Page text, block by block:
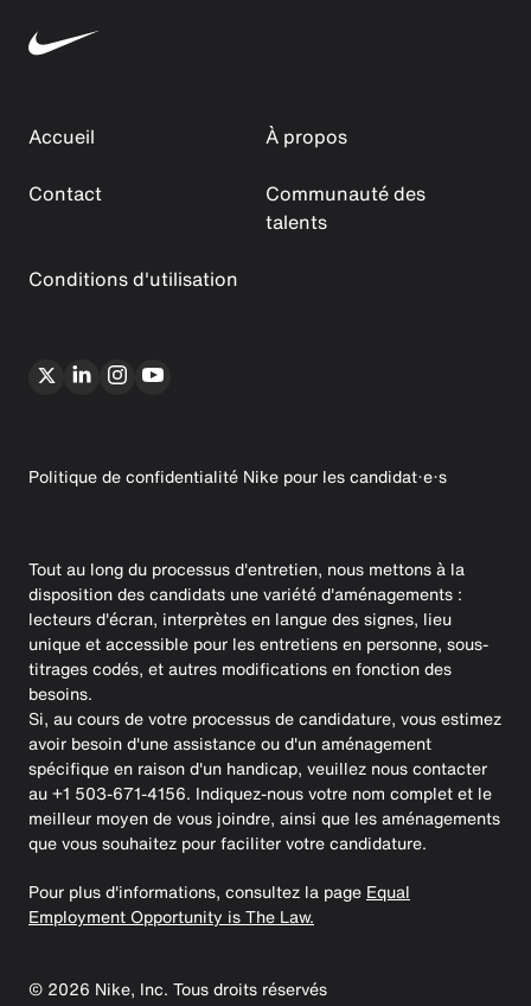
Accueil
À propos
Contact
Communauté des
talents
Conditions d'utilisation
Politique de confidentialité Nike pour les candidat·e·s
Tout au long du processus d'entretien, nous mettons à la
disposition des candidats une variété d'aménagements :
lecteurs d'écran, interprètes en langue des signes, lieu
unique et accessible pour les entretiens en personne, sous-
titrages codés, et autres modifications en fonction des
besoins.
Si, au cours de votre processus de candidature, vous estimez
avoir besoin d'une assistance ou d'un aménagement
spécifique en raison d'un handicap, veuillez nous contacter
au +1 503-671-4156. Indiquez-nous votre nom complet et le
meilleur moyen de vous joindre, ainsi que les aménagements
que vous souhaitez pour faciliter votre candidature.
Pour plus d'informations, consultez la page Equal
Employment Opportunity is The Law.
© 2026 Nike, Inc. Tous droits réservés